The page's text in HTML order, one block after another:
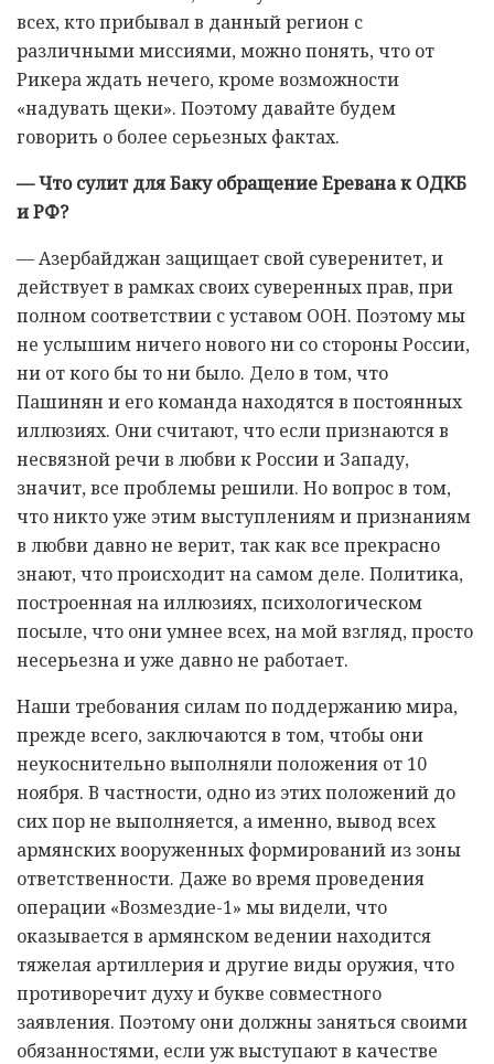
всех, кто прибывал в данный регион с
различными миссиями, можно понять, что от
Рикера ждать нечего, кроме возможности
«надувать щеки». Поэтому давайте будем
говорить о более серьезных фактах.
— Что сулит для Баку обращение Еревана к ОДКБ
и РФ?
— Азербайджан защищает свой суверенитет, и
действует в рамках своих суверенных прав, при
полном соответствии с уставом ООН. Поэтому мы
не услышим ничего нового ни со стороны России,
ни от кого бы то ни было. Дело в том, что
Пашинян и его команда находятся в постоянных
иллюзиях. Они считают, что если признаются в
несвязной речи в любви к России и Западу,
значит, все проблемы решили. Но вопрос в том,
что никто уже этим выступлениям и признаниям
в любви давно не верит, так как все прекрасно
знают, что происходит на самом деле. Политика,
построенная на иллюзиях, психологическом
посыле, что они умнее всех, на мой взгляд, просто
несерьезна и уже давно не работает.
Наши требования силам по поддержанию мира,
прежде всего, заключаются в том, чтобы они
неукоснительно выполняли положения от 10
ноября. В частности, одно из этих положений до
сих пор не выполняется, а именно, вывод всех
армянских вооруженных формирований из зоны
ответственности. Даже во время проведения
операции «Возмездие-1» мы видели, что
оказывается в армянском ведении находится
тяжелая артиллерия и другие виды оружия, что
противоречит духу и букве совместного
заявления. Поэтому они должны заняться своими
обязанностями, если уж выступают в качестве